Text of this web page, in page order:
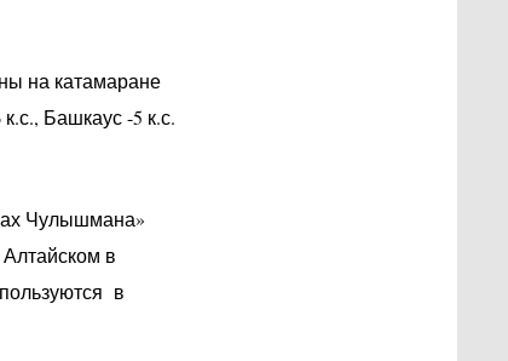
на катамаране
Башкаус -5 к.с.
Чулышмана»
в
в